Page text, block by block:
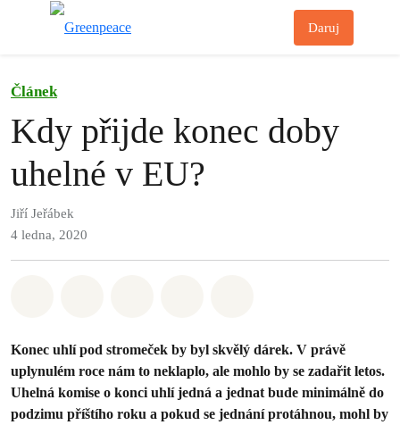
Daruj
Článek
Kdy přijde konec doby
uhelné v EU?
Jiří Jeřábek
4 ledna, 2020
Konec uhlí pod stromeček by byl skvělý dárek. V právě
uplynulém roce nám to neklaplo, ale mohlo by se zadařit letos.
Uhelná komise o konci uhlí jedná a jednat bude minimálně do
podzimu příštího roku a pokud se jednání protáhnou, mohl by